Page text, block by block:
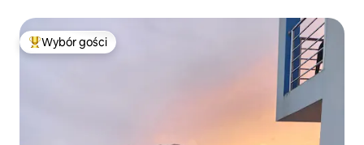
Najpopularniejsze z kategorii Wybór gości
Wybór gości